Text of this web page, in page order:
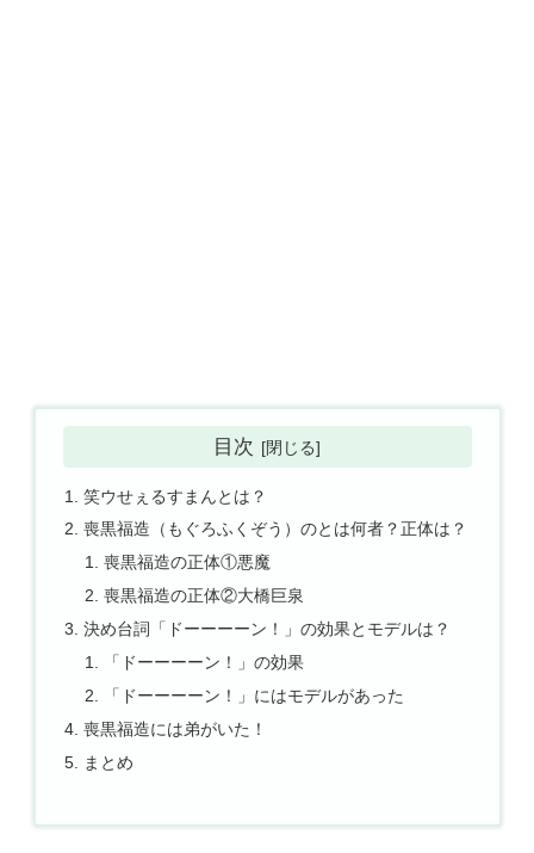
目次
笑ウせぇるすまんとは？
喪黒福造（もぐろふくぞう）のとは何者？正体は？
喪黒福造の正体①悪魔
喪黒福造の正体②大橋巨泉
決め台詞「ドーーーーン！」の効果とモデルは？
「ドーーーーン！」の効果
「ドーーーーン！」にはモデルがあった
喪黒福造には弟がいた！
まとめ